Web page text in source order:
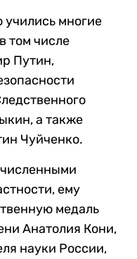
учились многие
том числе
Путин,
а также
Чуйченко.
ему
медаль
Анатолия Кони,
науки России,